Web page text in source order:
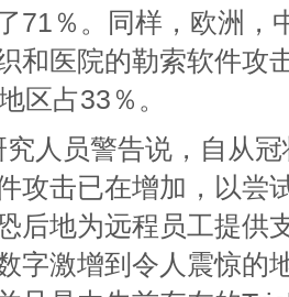
71％。同样，欧洲，
和医院的勒索软件攻
区占33％。
人员警告说，自从
攻击已在增加，以尝
后地为远程员工提供
字激增到令人震惊的